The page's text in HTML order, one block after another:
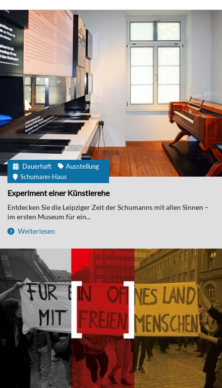
Dauerhaft
Ausstellung
Schumann-Haus
Experiment einer Künstlerehe
Entdecken Sie die Leipziger Zeit der Schumanns mit allen Sinnen –
im ersten Museum für ein...
Weiterlesen